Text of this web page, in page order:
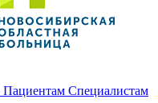
Пациентам Специалистам